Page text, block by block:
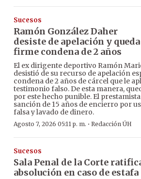
Sucesos
Ramón González Daher
desiste de apelación y queda
firme condena de 2 años
El ex dirigente deportivo Ramón
desistió de su recurso de apelación
condena de 2 años de cárcel que le
testimonio falso. De esta manera,
por este hecho punible. El
sanción de 15 años de encierro por
falsa y lavado de dinero.
Agosto 7, 2026 05:11 p. m. · Redacción ÚH
Sucesos
Sala Penal de la Corte
absolución en caso de estafa